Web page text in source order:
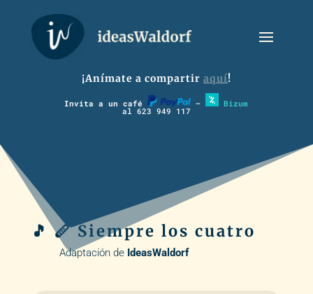
¡Anímate a compartir aquí!
Invita a un café – Bizum
al 623 949 117
🎵 🪈 Siempre los cuatro
Adaptación de IdeasWaldorf